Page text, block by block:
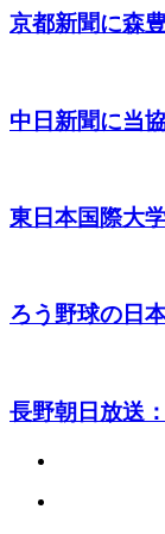
京都新聞に森
中日新聞に当
東日本国際大
ろう野球の日
長野朝日放送